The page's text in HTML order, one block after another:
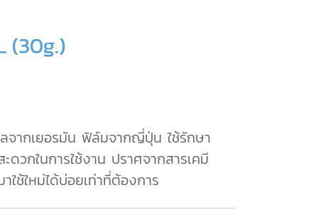
(30g.)
ากเยอรมัน ฟิล์มจากญี่ปุ่น ใช้รักษา
ดวกในการใช้งาน ปราศจากสารเคมี
ช้ใหม่ได้บ่อยเท่าที่ต้องการ